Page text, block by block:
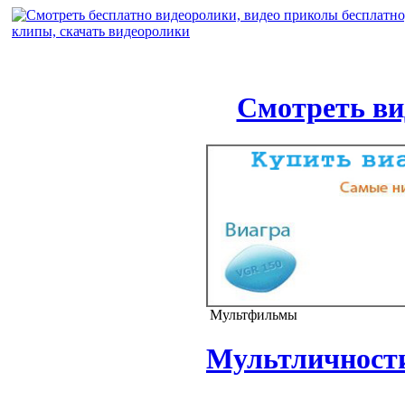
Смотреть
Мультфильмы